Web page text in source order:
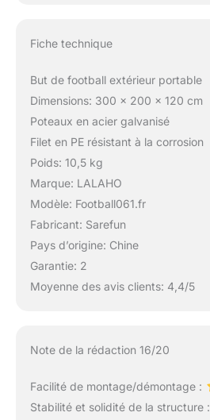
Fiche technique
But de football extérieur portable
Dimensions: 300 x 200 x 120 cm
Poteaux en acier galvanisé
Filet en PE résistant à la corrosion
Poids: 10,5 kg
Marque: LALAHO
Modèle: Football061.fr
Fabricant: Sarefun
Pays d’origine: Chine
Garantie: 2
Moyenne des avis clients: 4,4/5
Note de la rédaction 16/20
Facilité de montage/démontage :
Stabilité et solidité de la structure :